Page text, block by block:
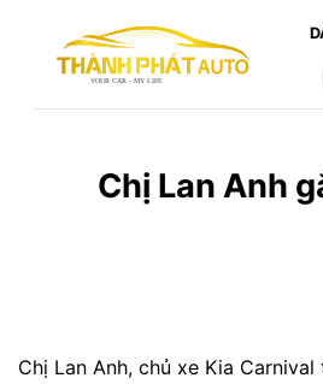
dung
Chị Lan Anh
Chị Lan Anh, chủ xe Kia